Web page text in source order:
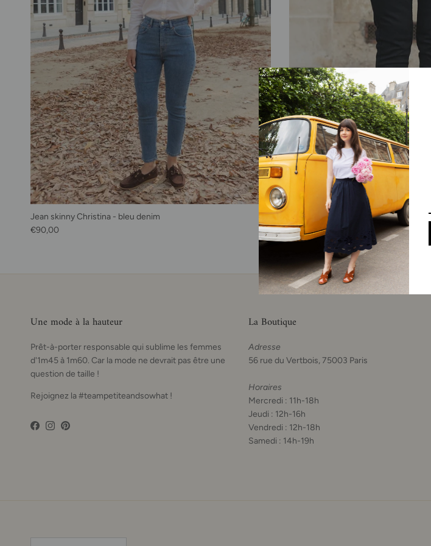
Jean skinny Christina - bleu denim
Prix habituel
€90,00
Skinny jean Christina - noir
Prix habituel
€90,00
Une mode à la hauteur
Prêt-à-porter responsable qui sublime les femmes
d'1m45 à 1m60. Car la mode ne devrait pas être une
question de taille !
Rejoignez la #teampetiteandsowhat !
Facebook
Instagram
Pinterest
La Boutique
Adresse
56 rue du Vertbois, 75003 Paris
Horaires
Mercredi : 11h-18h
Jeudi : 12h-16h
Vendredi : 12h-18h
Samedi : 14h-19h